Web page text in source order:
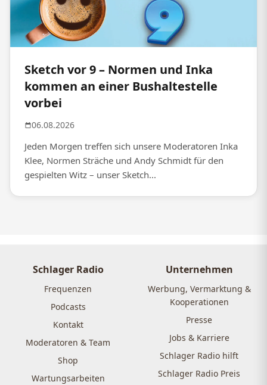
Sketch vor 9 – Normen und Inka
kommen an einer Bushaltestelle
vorbei
06.08.2026
Jeden Morgen treffen sich unsere Moderatoren Inka
Klee, Normen Sträche und Andy Schmidt für den
gespielten Witz – unser Sketch...
Schlager Radio
Frequenzen
Podcasts
Kontakt
Moderatoren & Team
Shop
Wartungsarbeiten
Unternehmen
Werbung, Vermarktung &
Kooperationen
Presse
Jobs & Karriere
Schlager Radio hilft
Schlager Radio Preis